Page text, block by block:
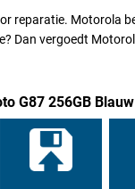
makkelijk gaat.
via 5G en
foto’s en video’s.
een grote 5200mAh-
tijd heb je weer
intensief gebruikt.
reparatie. Motorola
Dan vergoedt
G87 256GB Blauw